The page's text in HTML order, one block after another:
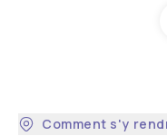
Comment s'y